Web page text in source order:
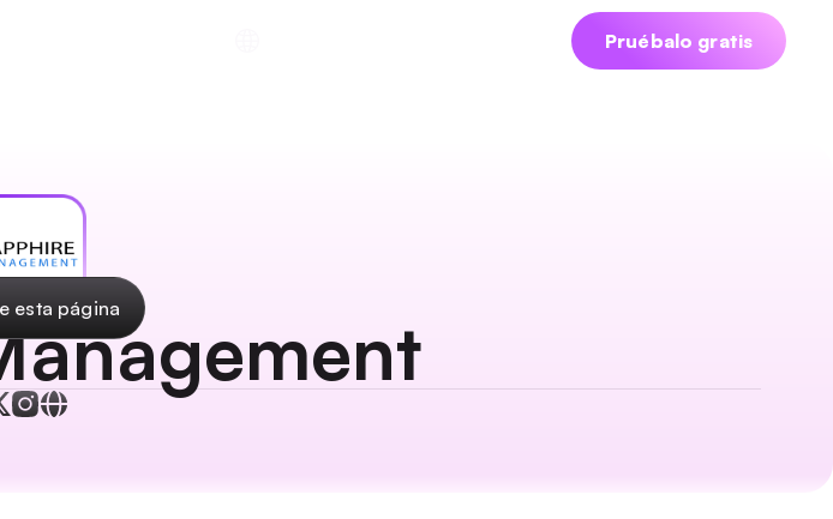
Pruébalo gratis
esta página